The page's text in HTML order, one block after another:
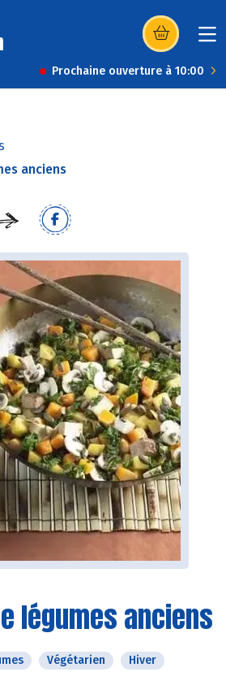
(s’ouvre dans
Prochaine ouverture à 10:00
anciens
légumes anciens
Végétarien Hiver